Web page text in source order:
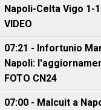
Napoli-Celta Vigo 1-
VIDEO
07:21 - Infortunio
Napoli:
FOTO CN24
07:00 - Malcuit a